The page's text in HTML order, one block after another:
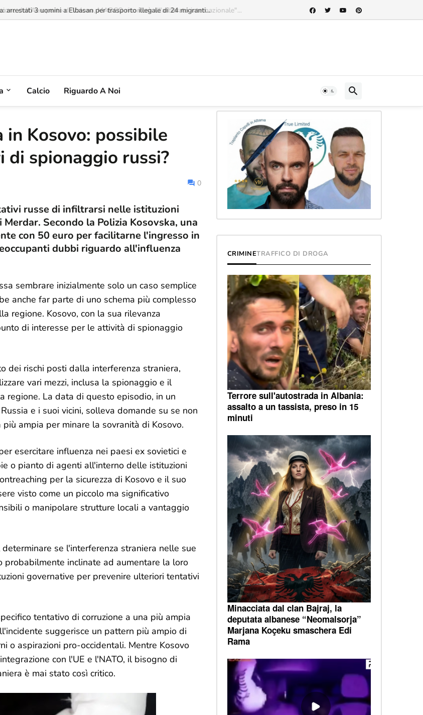
dell'Aeroporto di Valona, MABCO ricorrerà all'arbitrato internazionale"...
Calcio Riguardo A Noi
in Kosovo: possibile
spionaggio russi?
0
russe di infiltrarsi nelle istituzioni
Secondo la Polizia Kosovska, una
con 50 euro per facilitarne l'ingresso in
dubbi riguardo all'influenza
sembrare inizialmente solo un caso semplice
anche far parte di uno schema più complesso
regione. Kosovo, con la sua rilevanza
di interesse per le attività di spionaggio
dei rischi posti dalla interferenza straniera,
vari mezzi, inclusa la spionaggio e il
regione. La data di questo episodio, in un
e i suoi vicini, solleva domande su se non
ampia per minare la sovranità di Kosovo.
esercitare influenza nei paesi ex sovietici e
o pianto di agenti all'interno delle istituzioni
per la sicurezza di Kosovo e il suo
visto come un piccolo ma significativo
o manipolare strutture locali a vantaggio
se l'interferenza straniera nelle sue
probabilmente inclinate ad aumentare la loro
governative per prevenire ulteriori tentativi
tentativo di corruzione a una più ampia
suggerisce un pattern più ampio di
o aspirazioni pro-occidentali. Mentre Kosovo
con l'UE e l'NATO, il bisogno di
è mai stato così critico.
CRIMINETRAFFICO DI DROGA
Terrore sull'autostrada in Albania:
assalto a un tassista, preso in 15
minuti
Minacciata dal clan Bajraj, la
deputata albanese “Neomalsorja”
Marjana Koçeku smaschera Edi
Rama